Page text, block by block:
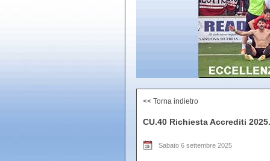
<< Torna indietro
CU.40 Richiesta Accrediti
Sabato 6 settembre 2025